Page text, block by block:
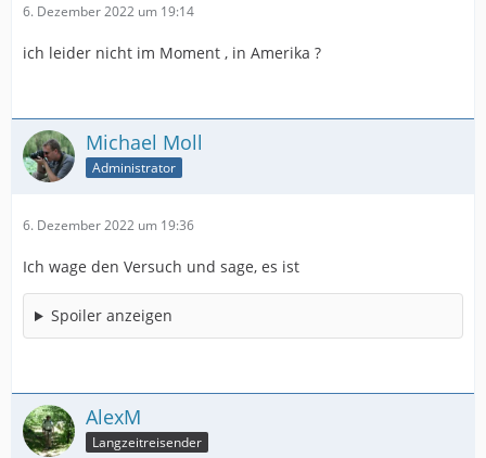
6. Dezember 2022 um 19:14
ich leider nicht im Moment , in Amerika ?
Michael Moll
Administrator
6. Dezember 2022 um 19:36
Ich wage den Versuch und sage, es ist
Spoiler anzeigen
AlexM
Langzeitreisender